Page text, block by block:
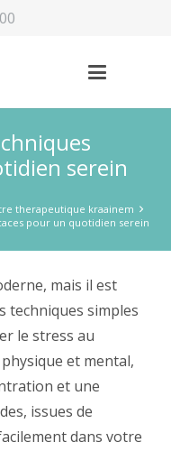
serein
therapeutique kraainem
pour un quotidien serein
mais il est
techniques simples
le stress au
et mental,
et une
issues de
dans votre